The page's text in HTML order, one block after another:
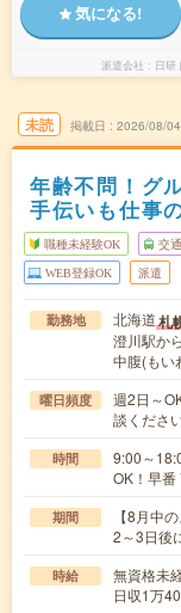
気になる!
派遣会社 日研
未読 掲載日 2026/08/04
年齢不問！グ
手伝いも仕事
職種未経験OK 交
WEB登録OK 派遣
勤務地 北海道札
澄川駅か
中腹(もい
曜日頻度
週2日～
談くださ
時間
9:00～
OK！早
期間
【8月中
2～3日後
時給
無資格未
日収1万